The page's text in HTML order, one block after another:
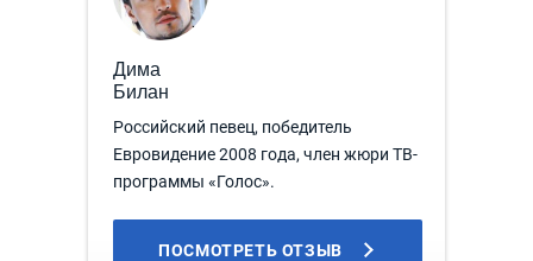
Дима
Билан
Российский певец, победитель
Евровидение 2008 года, член жюри ТВ-
программы «Голос».
ПОСМОТРЕТЬ ОТЗЫВ